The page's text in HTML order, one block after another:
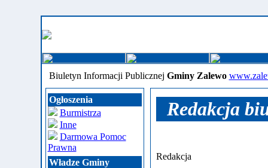
Biuletyn Informacji Publicznej Gminy Zalewo
Ogłoszenia
Burmistrza
Inne
Darmowa Pomoc
Prawna
Władze Gminy
Redakcja
Redakcja